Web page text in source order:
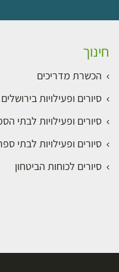
חינוך
הכשרת מדריכים
סיורים ופעילויות
סיורים ופעילויות לבתי
סיורים ופעילויות לבתי
סיורים לכוחות הביטחון